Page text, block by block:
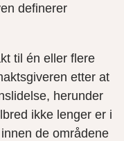
definerer
til én eller flere
etter at
herunder
ikke lenger er i
de områdene